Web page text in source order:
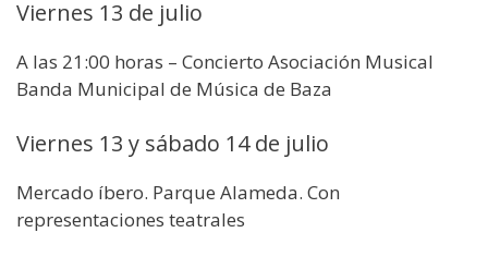
Viernes 13 de julio
A las 21:00 horas – Concierto Asociación Musical
Banda Municipal de Música de Baza
Viernes 13 y sábado 14 de julio
Mercado íbero. Parque Alameda. Con
representaciones teatrales